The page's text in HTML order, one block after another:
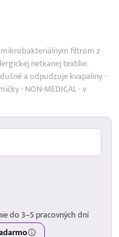
filtrom z
netkanej textílie.
a odpudzuje kvapaliny. -
- NON-MEDICAL - v
do 3–5 pracovných dní